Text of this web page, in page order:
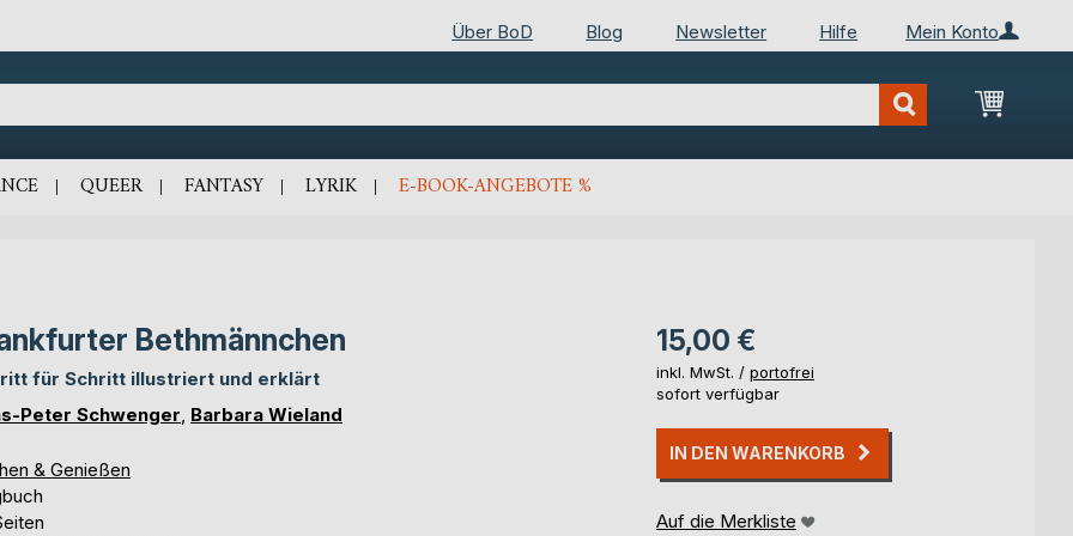
Mein Konto
Über BoD Blog Newsletter Hilfe
Mein
QUEER FANTASY LYRIK E-BOOK-ANGEBOTE %
Bethmännchen
für Schritt illustriert und erklärt
Peter Schwenger Barbara Wieland
& Genießen
15,00 €
inkl. MwSt. / portofrei
sofort verfügbar
IN DEN WARENKORB
Auf die Merkliste